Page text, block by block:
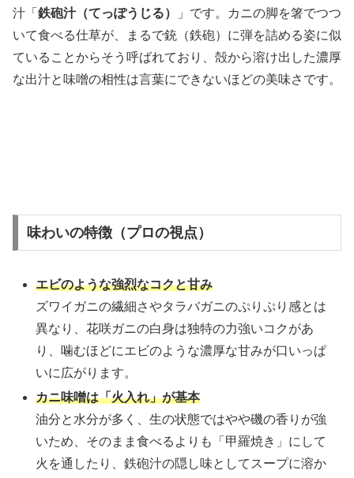
汁「 鉄砲汁（てっぽうじる）
」です。カニの脚を箸でつつ
いて食べる仕草が、まるで銃（鉄砲）に弾を詰める姿に似
ていることからそう呼ばれており、殻から溶け出した濃厚
な出汁と味噌の相性は言葉にできないほどの美味さです。
味わいの特徴（プロの視点）
エビのような強烈なコクと甘み
ズワイガニの繊細さやタラバガニのぷりぷり感とは
異なり、花咲ガニの白身は独特の力強いコクがあ
り、噛むほどにエビのような濃厚な甘みが口いっぱ
いに広がります。
カニ味噌は「火入れ」が基本
油分と水分が多く、生の状態ではやや磯の香りが強
いため、そのまま食べるよりも「甲羅焼き」にして
火を通したり、鉄砲汁の隠し味としてスープに溶か